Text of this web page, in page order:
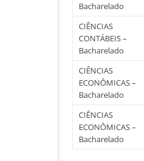
Bacharelado
CIÊNCIAS
CONTÁBEIS –
Bacharelado
CIÊNCIAS
ECONÔMICAS –
Bacharelado
CIÊNCIAS
ECONÔMICAS –
Bacharelado